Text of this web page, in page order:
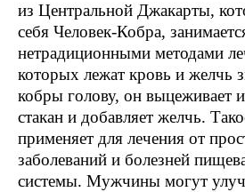
из Центральной Джакарты,
себя Человек-Кобра,
нетрадиционными методами
которых лежат кровь и желчь
кобры голову, он выцеживает
стакан и добавляет желчь.
применяет для лечения от
заболеваний и болезней
системы. Мужчины могут